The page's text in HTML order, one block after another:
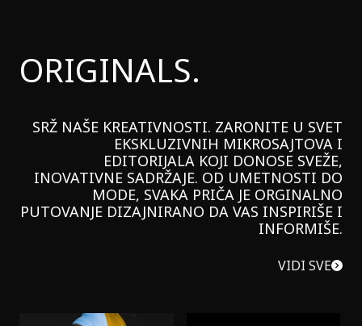
ORIGINALS.
SRŽ NAŠE KREATIVNOSTI. ZARONITE U SVET
EKSKLUZIVNIH MIKROSAJTOVA I
EDITORIJALA KOJI DONOSE SVEŽE,
INOVATIVNE SADRŽAJE. OD UMETNOSTI DO
MODE, SVAKA PRIČA JE ORGINALNO
PUTOVANJE DIZAJNIRANO DA VAS INSPIRIŠE I
INFORMIŠE.
VIDI SVE